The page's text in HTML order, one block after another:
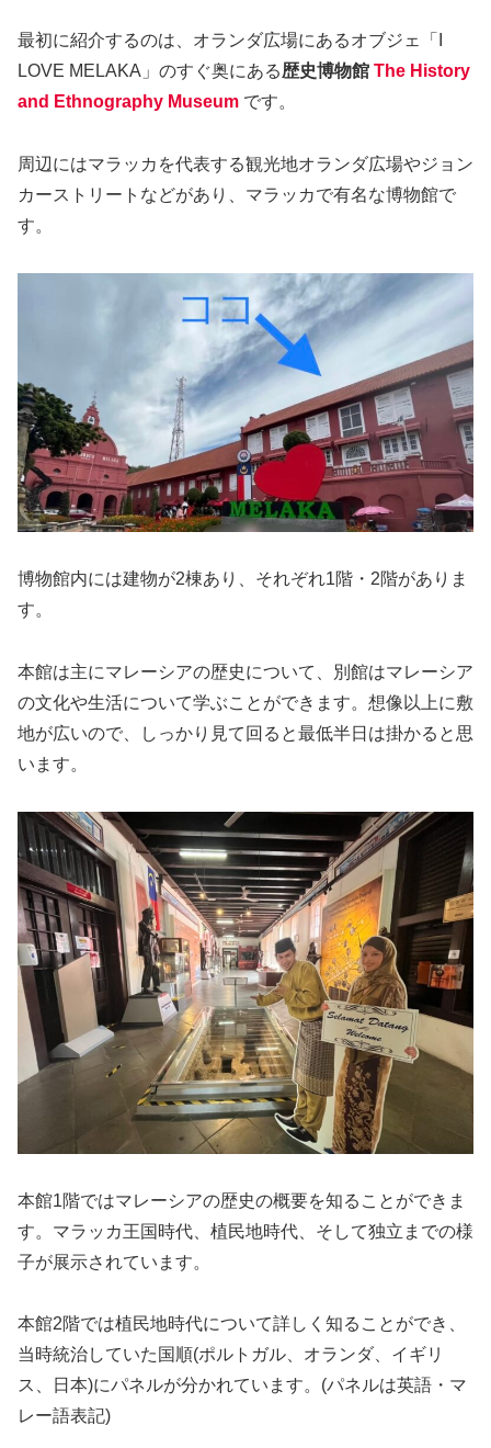
最初に紹介するのは、オランダ広場にあるオブジェ「I
LOVE MELAKA」のすぐ奥にある歴史博物館 The History
and Ethnography Museum です。
周辺にはマラッカを代表する観光地オランダ広場やジョン
カーストリートなどがあり、マラッカで有名な博物館で
す。
博物館内には建物が2棟あり、それぞれ1階・2階がありま
す。
本館は主にマレーシアの歴史について、別館はマレーシア
の文化や生活について学ぶことができます。想像以上に敷
地が広いので、しっかり見て回ると最低半日は掛かると思
います。
本館1階ではマレーシアの歴史の概要を知ることができま
す。マラッカ王国時代、植民地時代、そして独立までの様
子が展示されています。
本館2階では植民地時代について詳しく知ることができ、
当時統治していた国順(ポルトガル、オランダ、イギリ
ス、日本)にパネルが分かれています。(パネルは英語・マ
レー語表記)